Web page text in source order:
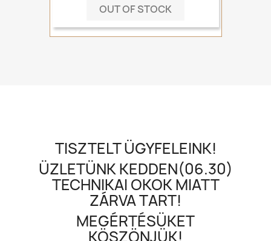
OUT OF STOCK
TISZTELT ÜGYFELEINK!
ÜZLETÜNK KEDDEN(06.30)
TECHNIKAI OKOK MIATT
ZÁRVA TART!
MEGÉRTÉSÜKET
KÖSZÖNJÜK!